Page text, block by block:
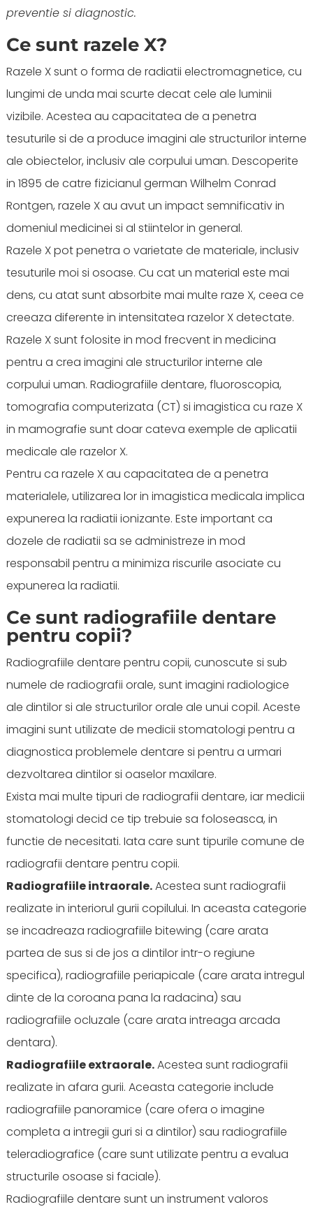
preventie si diagnostic.
Ce sunt razele X?
Razele X sunt o forma de radiatii electromagnetice, cu
lungimi de unda mai scurte decat cele ale luminii
vizibile. Acestea au capacitatea de a penetra
tesuturile si de a produce imagini ale structurilor interne
ale obiectelor, inclusiv ale corpului uman. Descoperite
in 1895 de catre fizicianul german Wilhelm Conrad
Rontgen, razele X au avut un impact semnificativ in
domeniul medicinei si al stiintelor in general.
Razele X pot penetra o varietate de materiale, inclusiv
tesuturile moi si osoase. Cu cat un material este mai
dens, cu atat sunt absorbite mai multe raze X, ceea ce
creeaza diferente in intensitatea razelor X detectate.
Razele X sunt folosite in mod frecvent in medicina
pentru a crea imagini ale structurilor interne ale
corpului uman. Radiografiile dentare, fluoroscopia,
tomografia computerizata (CT) si imagistica cu raze X
in mamografie sunt doar cateva exemple de aplicatii
medicale ale razelor X.
Pentru ca razele X au capacitatea de a penetra
materialele, utilizarea lor in imagistica medicala implica
expunerea la radiatii ionizante. Este important ca
dozele de radiatii sa se administreze in mod
responsabil pentru a minimiza riscurile asociate cu
expunerea la radiatii.
Ce sunt radiografiile dentare
pentru copii?
Radiografiile dentare pentru copii, cunoscute si sub
numele de radiografii orale, sunt imagini radiologice
ale dintilor si ale structurilor orale ale unui copil. Aceste
imagini sunt utilizate de medicii stomatologi pentru a
diagnostica problemele dentare si pentru a urmari
dezvoltarea dintilor si oaselor maxilare.
Exista mai multe tipuri de radiografii dentare, iar medicii
stomatologi decid ce tip trebuie sa foloseasca, in
functie de necesitati. Iata care sunt tipurile comune de
radiografii dentare pentru copii.
Radiografiile intraorale.Acestea sunt radiografii
realizate in interiorul gurii copilului. In aceasta categorie
se incadreaza radiografiile bitewing (care arata
partea de sus si de jos a dintilor intr-o regiune
specifica), radiografiile periapicale (care arata intregul
dinte de la coroana pana la radacina) sau
radiografiile ocluzale (care arata intreaga arcada
dentara).
Radiografiile extraorale.Acestea sunt radiografii
realizate in afara gurii. Aceasta categorie include
radiografiile panoramice (care ofera o imagine
completa a intregii guri si a dintilor) sau radiografiile
teleradiografice (care sunt utilizate pentru a evalua
structurile osoase si faciale).
Radiografiile dentare sunt un instrument valoros